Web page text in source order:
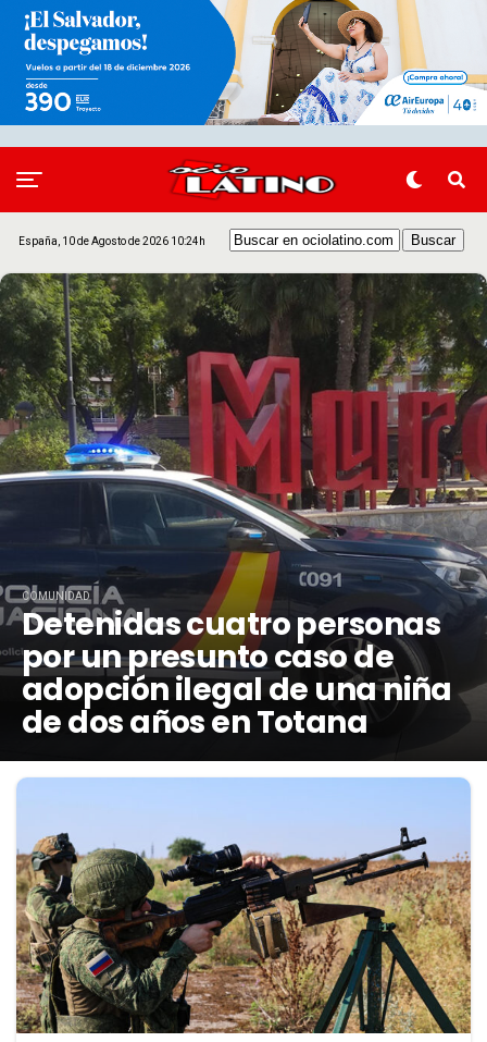
España, 10 de Agosto de 2026 10:24h
COMUNIDAD
Detenidas cuatro personas
por un presunto caso de
adopción ilegal de una niña
de dos años en Totana